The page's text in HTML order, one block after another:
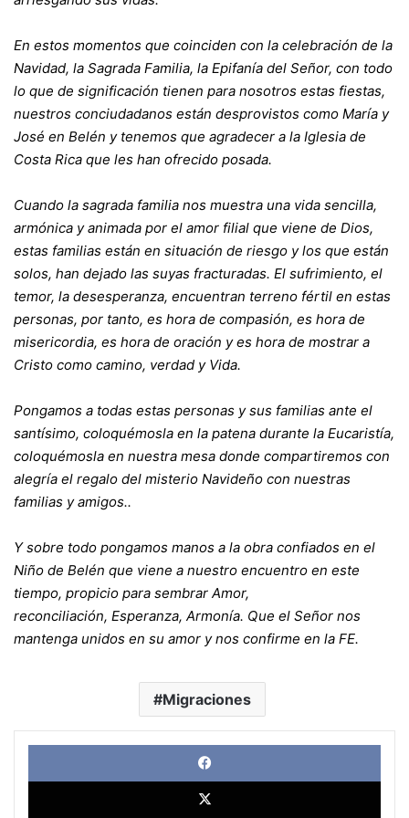
En estos momentos que coinciden con la celebración de la
Navidad, la Sagrada Familia, la Epifanía del Señor, con todo
lo que de significación tienen para nosotros estas fiestas,
nuestros conciudadanos están desprovistos como María y
José en Belén y tenemos que agradecer a la Iglesia de
Costa Rica que les han ofrecido posada.
Cuando la sagrada familia nos muestra una vida sencilla,
armónica y animada por el amor filial que viene de Dios,
estas familias están en situación de riesgo y los que están
solos, han dejado las suyas fracturadas. El sufrimiento, el
temor, la desesperanza, encuentran terreno fértil en estas
personas, por tanto, es hora de compasión, es hora de
misericordia, es hora de oración y es hora de mostrar a
Cristo como camino, verdad y Vida.
Pongamos a todas estas personas y sus familias ante el
santísimo, coloquémosla en la patena durante la Eucaristía,
coloquémosla en nuestra mesa donde compartiremos con
alegría el regalo del misterio Navideño con nuestras
familias y amigos..
Y sobre todo pongamos manos a la obra confiados en el
Niño de Belén que viene a nuestro encuentro en este
tiempo, propicio para sembrar Amor,
reconciliación, Esperanza, Armonía. Que el Señor nos
mantenga unidos en su amor y nos confirme en la FE.
Migraciones
X